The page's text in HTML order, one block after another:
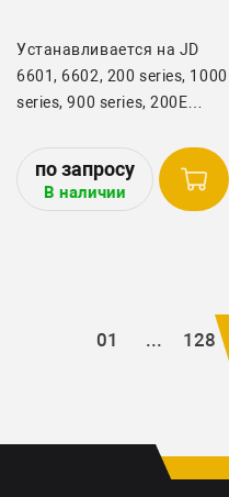
Устанавливается на JD
6601, 6602, 200 series, 1000
series, 900 series, 200E
816, 818, 820, 600 series
В наличии
01 ... 128